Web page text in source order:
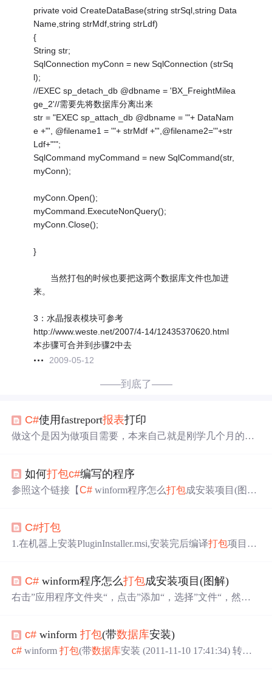
private void CreateDataBase(string strSql,string Data
Name,string strMdf,string strLdf)
{
String str;
SqlConnection myConn = new SqlConnection (strSq
l);
//EXEC sp_detach_db @dbname = 'BX_FreightMilea
ge_2'//需要先将数据库分离出来
str = "EXEC sp_attach_db @dbname = '"+ DataNam
e +"', @filename1 = '"+ strMdf +"',@filename2='"+str
Ldf+"'";
SqlCommand myCommand = new SqlCommand(str,
myConn);
myConn.Open();
myCommand.ExecuteNonQuery();
myConn.Close();
}
当然打包的时候也要把这两个数据库文件也加进
来。
3：水晶报表模块可参考
http://www.weste.net/2007/4-14/12435370620.html
本步骤可合并到步骤2中去
2009-05-12
——到底了——
C#使用fastreport报表打印
做这个是因为做项目需要，本来自己就是刚学几个月的小
是没头没尾的，要不就是用的语言不是
方法记录下来，以后用的时候可以更方便，也希望可以帮
这个网上都可以搜索到就不多说了...
如何打包c#编写的程序
参照这个链接【C# winform程序怎么打包成安装项目(图
下来. 开发环境：VS2010+SQL Server 2008 操作系统：win
7_32bit 旗舰版 开发语言：C#项目名称：学生寄宿管理系
C#打包
1.在机器上安装PluginInstaller.msi,安装完后编译打包项目可
a0-d9e7-43d6-a293-72f9c370bd19&DisplayLang=zh-cn上下载
该文件.2.创建一个
C# winform程序怎么打包成安装项目(图解)
右击”应用程序文件夹“，点击”添加“，选择”文件“，然后
“，点击”添加“，选择”项目输出...“，注意：在项目栏要选
择你自己的项目（我的项目名：StudentJisu），然后选择”
c# winform打包(带数据库安装)
c# winform打包(带数据库安装 (2011-11-10 17:41:34) 转载